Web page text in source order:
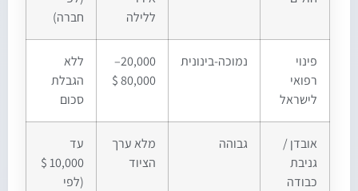
לישראל
נמוכה-בינונית
20,000–
80,000 $
ללא
הגבלת
אובדן /
מלא ערך
עד
10,000 $